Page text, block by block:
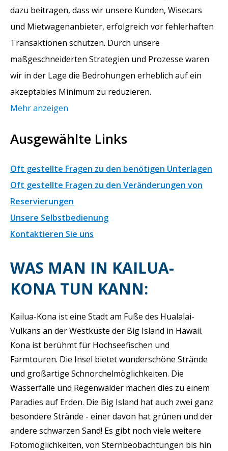
dazu beitragen, dass wir unsere Kunden, Wisecars
und Mietwagenanbieter, erfolgreich vor fehlerhaften
Transaktionen schützen. Durch unsere
maßgeschneiderten Strategien und Prozesse waren
wir in der Lage die Bedrohungen erheblich auf ein
akzeptables Minimum zu reduzieren.
Mehr anzeigen
Ausgewählte Links
Oft gestellte Fragen zu den benötigen Unterlagen
Oft gestellte Fragen zu den Veränderungen von
Reservierungen
Unsere Selbstbedienung
Kontaktieren Sie uns
WAS MAN IN KAILUA-
KONA TUN KANN:
Kailua-Kona ist eine Stadt am Fuße des Hualalai-
Vulkans an der Westküste der Big Island in Hawaii.
Kona ist berühmt für Hochseefischen und
Farmtouren. Die Insel bietet wunderschöne Strände
und großartige Schnorchelmöglichkeiten. Die
Wasserfälle und Regenwälder machen dies zu einem
Paradies auf Erden. Die Big Island hat auch zwei ganz
besondere Strände - einer davon hat grünen und der
andere schwarzen Sand! Es gibt noch viele weitere
Fotomöglichkeiten, von Sternbeobachtungen bis hin